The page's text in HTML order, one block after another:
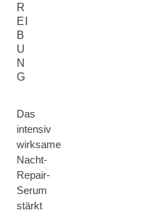
R
EI
B
U
N
G
Das
intensiv
wirksame
Nacht-
Repair-
Serum
stärkt